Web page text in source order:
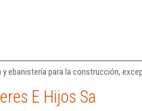
ebanistería para la construcción,
E Hijos Sa